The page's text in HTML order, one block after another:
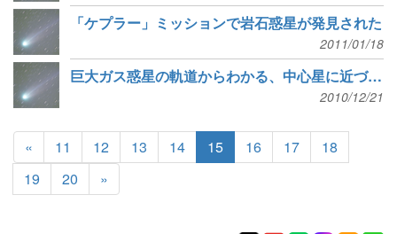
「ケプラー」ミッションで岩石惑星が発見された
2011/01/18
巨大ガス惑星の軌道からわかる、中心星に近づいた理由
2010/12/21
« 11 12 13 14 15 16 17
18
19
20 »